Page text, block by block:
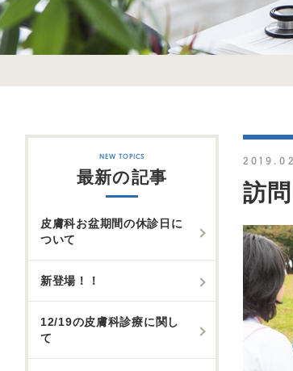
訪
最新の記事
皮膚科お盆期間の休診日に
ついて
新登場！！
12/19の皮膚科診療に関し
て